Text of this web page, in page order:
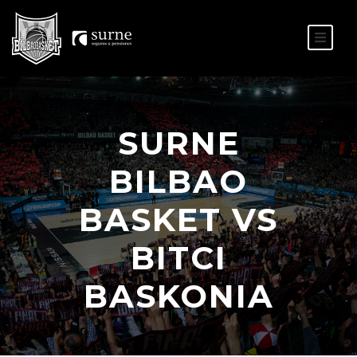
SURNE
BILBAO
BASKET VS
BITCI
BASKONIA